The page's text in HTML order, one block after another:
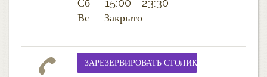
Сб 15:00 - 23:30
Вс Закрыто